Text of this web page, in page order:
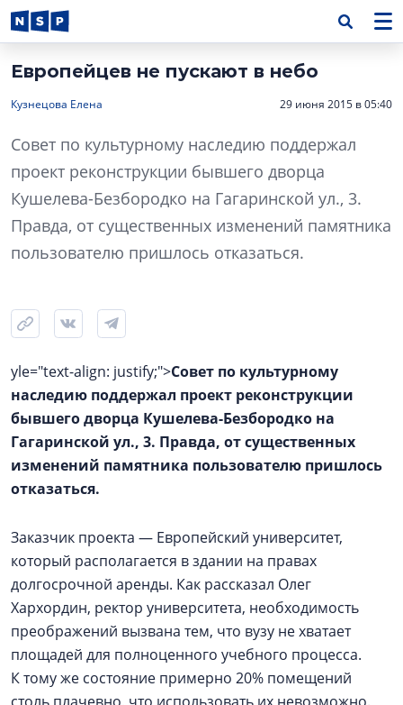
Европейцев не пускают в небо
Кузнецова Елена 29 июня 2015 в 05:40
Совет по культурному наследию поддержал
проект реконструкции бывшего дворца
Кушелева-Безбородко на Гагаринской ул., 3.
Правда, от существенных изменений памятника
пользователю пришлось отказаться.
yle="text-align: justify;">Совет по культурному
наследию поддержал проект реконструкции
бывшего дворца Кушелева-Безбородко на
Гагаринской ул., 3. Правда, от существенных
изменений памятника пользователю пришлось
отказаться.
Заказчик проекта — Европейский университет,
который располагается в здании на правах
долгосрочной аренды. Как рассказал Олег
Хархордин, ректор университета, необходимость
преображений вызвана тем, что вузу не хватает
площадей для полноценного учебного процесса.
К тому же состояние примерно 20% помещений